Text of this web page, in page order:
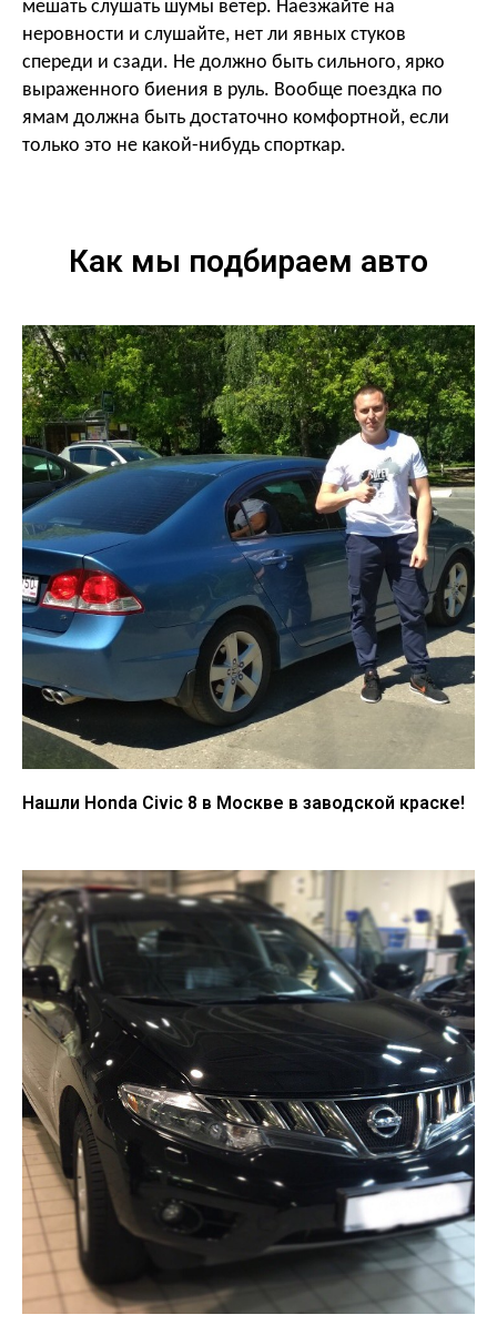
мешать слушать шумы ветер. Наезжайте на
неровности и слушайте, нет ли явных стуков
спереди и сзади. Не должно быть сильного, ярко
выраженного биения в руль. Вообще поездка по
ямам должна быть достаточно комфортной, если
только это не какой-нибудь спорткар.
Как мы подбираем авто
Нашли Honda Civic 8 в Москве в заводской краске!